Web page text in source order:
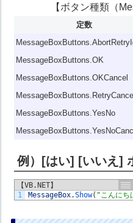
【ボタン種類（
定数
MessageBoxButtons.OK
MessageBoxButtons.OKCancel
MessageBoxButtons.RetryCancel
MessageBoxButtons.YesNo
例）[はい] [いいえ]
【VB.NET】
1
MessageBox.Show( "こんにち